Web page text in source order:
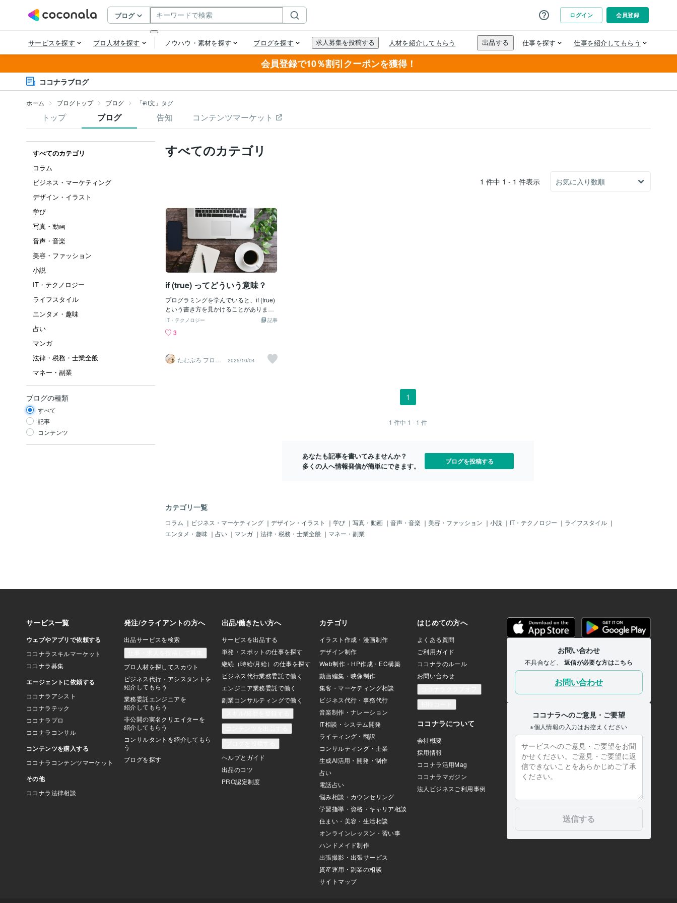
会員登録で10％割引クーポンを獲得！
ココナラブログ
ホーム ブログトップ ブログ 「#if文」タグ
トップ ブログ 告知 コンテンツマーケット
すべてのカテゴリ
コラム
ビジネス・マーケティング
デザイン・イラスト
学び
写真・動画
音声・音楽
美容・ファッション
小説
IT・テクノロジー
ライフスタイル
エンタメ・趣味
占い
マンガ
法律・税務・士業全般
マネー・副業
ブログの種類
すべて
記事
コンテンツ
すべてのカテゴリ
1 件中 1 - 1 件表示
if (true) ってどういう意味？
プログラミングを学んでいると、if (true)
という書き方を見かけることがありま
す。普段の if 文は「ある条件が成り立つ
が、if (true) は一体どんな意味を持つので
ら」という条件分岐の仕組みです。例え
ば「もし時間が昼なら '昼' と表示する」
のような目的で使われます。条件を書き
実行させたいテストデバッグ中に条件式
を簡単にしたいときまとめif (true) は「絶
ときは「これは必ず実行される部分なん
記事
IT・テクノロジー
3
たむぷろ フロン
トエンジニア
2025/10/04
1
1 件中 1 - 1 件
あなたも記事を書いてみませんか？
多くの人へ情報発信が簡単にできます。
ブログを投稿する
カテゴリ一覧
コラム ｜ ビジネス・マーケティング ｜ デザイン・イラスト ｜ 学び ｜ 写真・動画 ｜ 音声・音楽 ｜ 美容・ファッション ｜ 小説 ｜ IT・テクノロジー ｜ ライフスタイル ｜
エンタメ・趣味 ｜ 占い ｜ マンガ ｜ 法律・税務・士業全般 ｜ マネー・副業